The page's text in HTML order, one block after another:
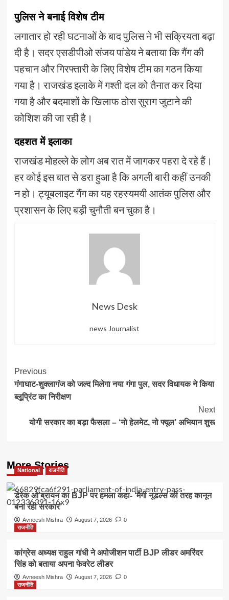
पुलिस ने बनाई विशेष टीम
लगातार हो रही घटनाओं के बाद पुलिस ने भी सक्रियता बढ़ा
दी है। सदर एसडीपीओ संजय पांडेय ने बताया कि गैंग की
पहचान और गिरफ्तारी के लिए विशेष टीम का गठन किया
गया है। राजखंड इलाके में गश्ती दल को तैनात कर दिया
गया है और बदमाशों के खिलाफ ठोस सुराग जुटाने की
कोशिश की जा रही है।
दहशत में इलाका
राजखंड मोहल्ले के लोग अब रात में जागकर पहरा दे रहे हैं।
हर कोई इस बात से डरा हुआ है कि अगली बारी कहीं उनकी
न हो। ट्यूबलाइट गैंग का यह रहस्यमयी आतंक पुलिस और
प्रशासन के लिए बड़ी चुनौती बन चुका है।
News Desk
news Journalist
Post
Navigation
Previous
गंगाघाट-शुक्लागंज को जल्द मिलेगा नया गंगा पुल, सदर विधायक ने किया
ब्लूप्रिंट का निरीक्षण
Next
योगी सरकार का बड़ा फैसला – ‘नो हेलमेट, नो फ्यूल’ अभियान शुरू
More Stories
National राजनीति
डेरेक ओ’ब्रायन का BJP पर हमला कहा- ‘मैगी नूडल्स की तरह कानून
बना रही सरकार’
Avneesh Mishra August 7, 2026
0
राजनीति
कांग्रेस अध्यक्ष राहुल गांधी ने अपोजीशन पार्टी BJP लीडर अमरिंदर
सिंह को बताया अपना फेवरेट लीडर
Avneesh Mishra August 7, 2026
0
राजनीति